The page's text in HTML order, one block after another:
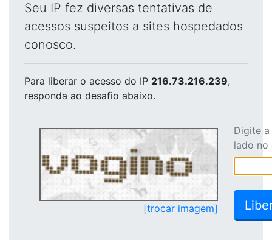
Seu IP fez diversas tentativas de
acessos suspeitos a sites hospedados
conosco.
Para liberar o acesso do IP 216.73.216.239,
responda ao desafio abaixo.
[trocar imagem]
Digite
lado no